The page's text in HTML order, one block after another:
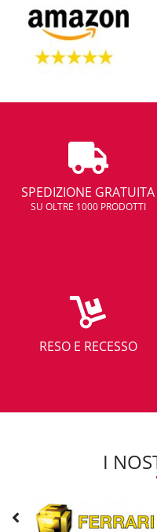
SPEDIZIONE GRATUITA
SU OLTRE 1000 PRODOTTI
RESO E RECESSO
I